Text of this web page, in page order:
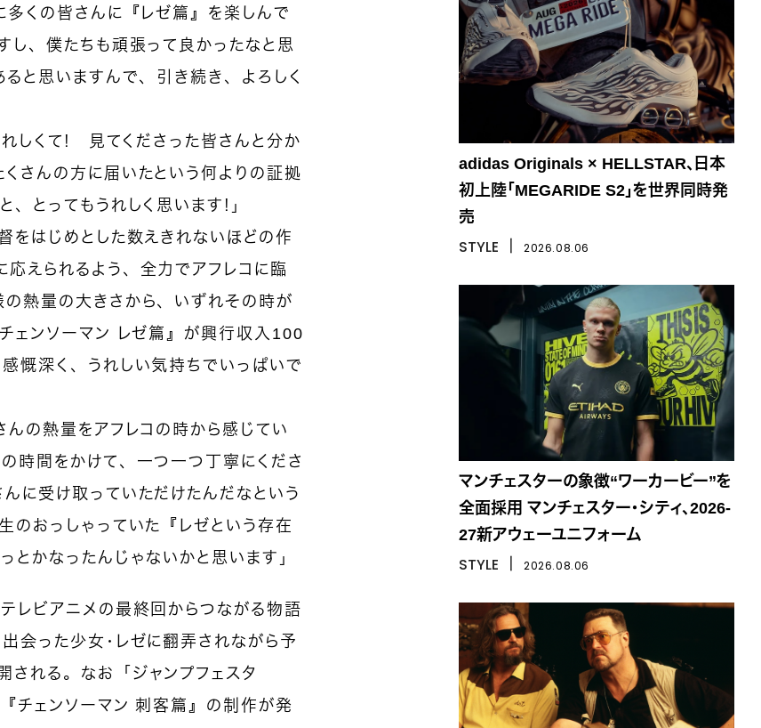
くの皆さんに『レゼ篇』を楽しんで
し、僕たちも頑張って良かったなと思
と思いますんで、引き続き、よろしく
しくて！ 見てくださった皆さんと分か
さんの方に届いたという何よりの証拠
とってもうれしく思います！」
はじめとした数えきれないほどの作
えられるよう、全力でアフレコに臨
熱量の大きさから、いずれその時が
ェンソーマン レゼ篇』が興行収入100
慨深く、うれしい気持ちでいっぱいで
の熱量をアフレコの時から感じてい
時間をかけて、一つ一つ丁寧にくださ
に受け取っていただけたんだなという
のおっしゃっていた『レゼという存在
とかなったんじゃないかと思います」
レビアニメの最終回からつながる物語
会った少女・レゼに翻弄されながら予
れる。なお「ジャンプフェスタ
チェンソーマン 刺客篇』の制作が発
adidas Originals × HELLSTAR、日本
初上陸「MEGARIDE S2」を世界同時発
売
STYLE 2026.08.06
マンチェスターの象徴“ワーカービー”を
全面採用 マンチェスター・シティ、2026-
27新アウェーユニフォーム
STYLE 2026.08.06